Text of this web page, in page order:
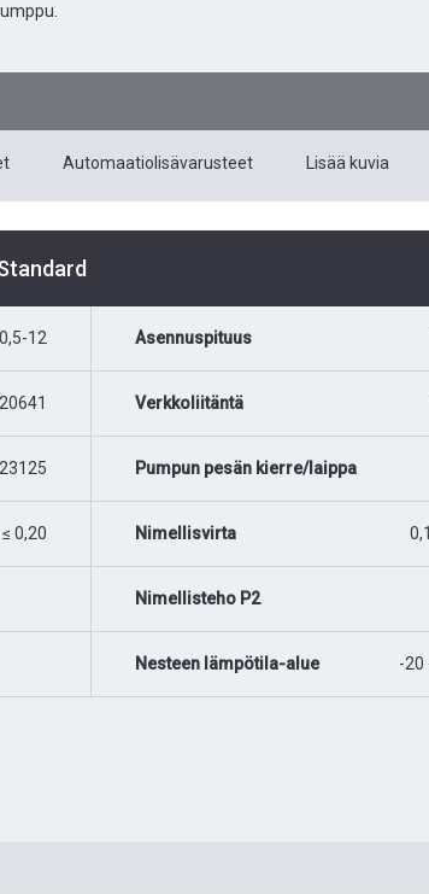
Automaatiolisävarusteet Lisää kuvia
12
≤ 0,20
Asennuspituus
Verkkoliitäntä
Pumpun pesän kierre/laippa
Nimellisvirta
Nimellisteho P2
Nesteen lämpötila-alue -20